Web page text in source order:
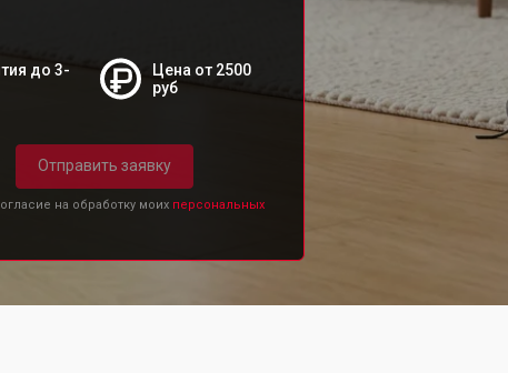
до 3-
Цена от 2500
руб
Отправить заявку
на обработку моих персональных